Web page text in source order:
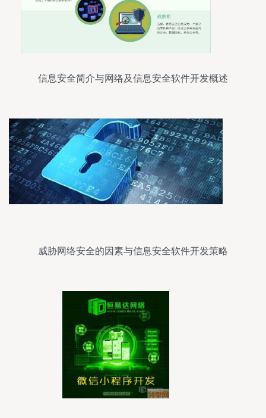
信息安全简介与网络及信息安全软件开发概述
威胁网络安全的因素与信息安全软件开发策略